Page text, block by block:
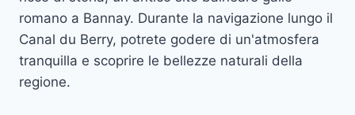
romano a Bannay. Durante la navigazione lungo il
Canal du Berry, potrete godere di un'atmosfera
tranquilla e scoprire le bellezze naturali della
regione.